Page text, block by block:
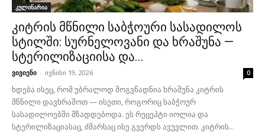
კულინარია
კიტრის მწნილი საბჭოური სასადილოს
სტილში: სურნელოვანი და ხრაშუნა —
სტერილიზაციისა და...
ვივიენი - ივნისი 19, 2026 0
ხდება ისეც, რომ უბრალოდ მოგვწადნია ხრაშუნა კიტრის
მწნილი დავხრაშოთ — ისეთი, როგორიც საბჭოურ
სასადილოებში მზადდებოდა. ეს რეცეპტი იოლია და
სტერილიზაციასაც, ძმარსაც ისე გვერდს ავუვლით. კიტრის...